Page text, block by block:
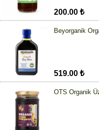
200.00 ₺
Beyorganik
519.00 ₺
OTS Organik